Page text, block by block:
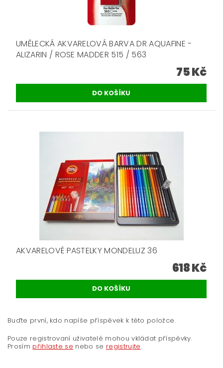
UMĚLECKÁ AKVARELOVÁ BARVA DR AQUAFINE -
ALIZARIN / ROSE MADDER 515 / 563
75 Kč
AKVARELOVÉ PASTELKY MONDELUZ 36
618 Kč
Buďte první, kdo napíše příspěvek k této položce.
Pouze registrovaní uživatelé mohou vkládat příspěvky.
Prosím přihlaste se nebo se registrujte.